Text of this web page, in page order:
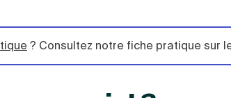
? Consultez notre fiche pratique sur